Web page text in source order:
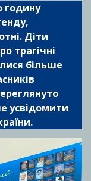
годину
Діти
трагічні
більше
усвідомити